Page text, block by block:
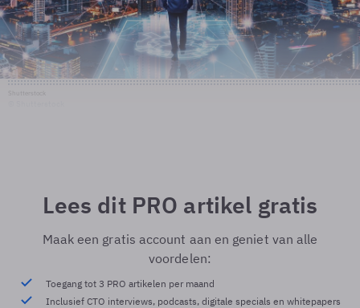
Lees dit PRO artikel gratis
Maak een gratis account aan en geniet van alle
voordelen:
Toegang tot 3 PRO artikelen per maand
Inclusief CTO interviews, podcasts, digitale specials en whitepapers